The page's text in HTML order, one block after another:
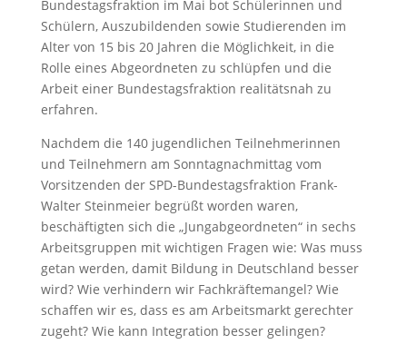
Bundestagsfraktion im Mai bot Schülerinnen und
Schülern, Auszubildenden sowie Studierenden im
Alter von 15 bis 20 Jahren die Möglichkeit, in die
Rolle eines Abgeordneten zu schlüpfen und die
Arbeit einer Bundestagsfraktion realitätsnah zu
erfahren.
Nachdem die 140 jugendlichen Teilnehmerinnen
und Teilnehmern am Sonntagnachmittag vom
Vorsitzenden der SPD-Bundestagsfraktion Frank-
Walter Steinmeier begrüßt worden waren,
beschäftigten sich die „Jungabgeordneten“ in sechs
Arbeitsgruppen mit wichtigen Fragen wie: Was muss
getan werden, damit Bildung in Deutschland besser
wird? Wie verhindern wir Fachkräftemangel? Wie
schaffen wir es, dass es am Arbeitsmarkt gerechter
zugeht? Wie kann Integration besser gelingen?